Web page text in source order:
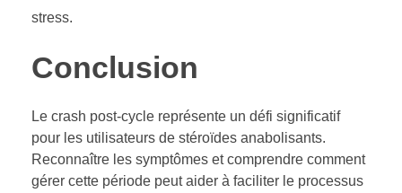
stress.
Conclusion
Le crash post-cycle représente un défi significatif
pour les utilisateurs de stéroïdes anabolisants.
Reconnaître les symptômes et comprendre comment
gérer cette période peut aider à faciliter le processus